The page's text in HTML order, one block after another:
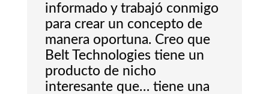
informado y trabajó conmigo
para crear un concepto de
manera oportuna. Creo que
Belt Technologies tiene un
producto de nicho
interesante que… tiene una